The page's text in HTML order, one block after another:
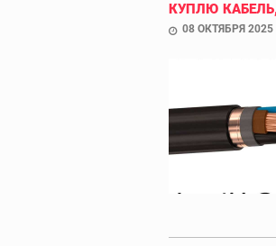
КУПЛЮ
08 ОКТЯБРЯ 2025